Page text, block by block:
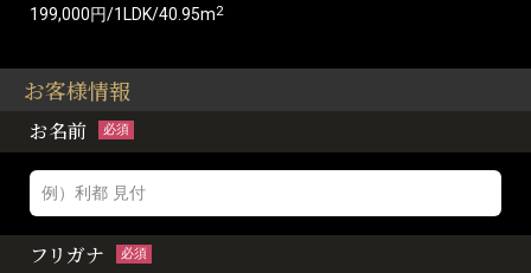
199,000円/1LDK/40.95m2
お客様情報
お名前 必須
フリガナ 必須